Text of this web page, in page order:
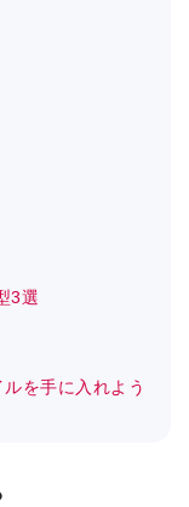
3選
を手に入れよう